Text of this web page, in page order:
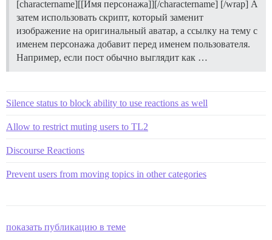
[charactername][[Имя персонажа]][/charactername] [/wrap] А
затем использовать скрипт, который заменит
изображение на оригинальный аватар, а ссылку на тему с
именем персонажа добавит перед именем пользователя.
Например, если пост обычно выглядит как …
Silence status to block ability to use reactions as well
Allow to restrict muting users to TL2
Discourse Reactions
Prevent users from moving topics in other categories
показать публикацию в теме